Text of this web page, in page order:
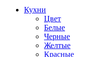
Кухни
Цвет
Белые
Черные
Желтые
Красные